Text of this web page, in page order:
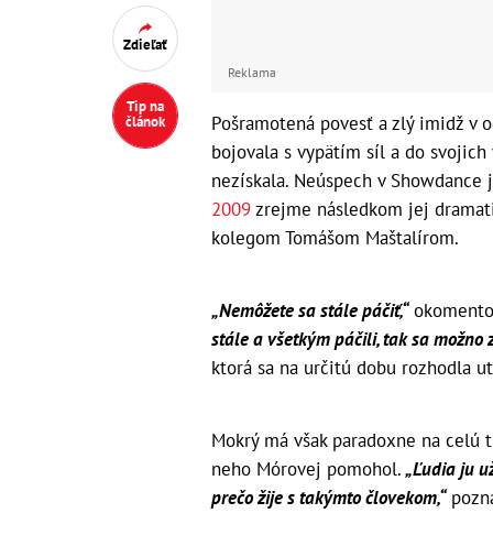
Zdieľať
Tip na
článok
Reklama
Pošramotená povesť a zlý imidž v
bojovala s vypätím síl a do
nezískala. Neúspech v
2009zrejme následkom jej
kolegom Tomášom Maštalírom.
„Nemôžete sa stále páčiť,“
stále a všetkým páčili, tak sa možno
ktorá sa na určitú dobu rozhodla
Mokrý má však paradoxne na
neho Mórovej pomohol.„Ľudia ju
prečo žije s takýmto človekom,“